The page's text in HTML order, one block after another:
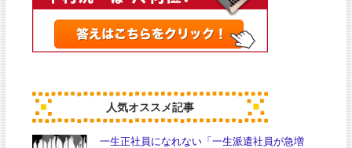
人気オススメ記事
一生正社員になれない「一生派遣社員が急増